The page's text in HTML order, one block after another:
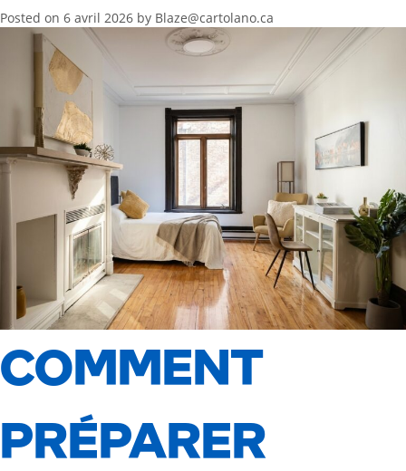
Posted on 6 avril 2026 by Blaze@cartolano.ca
COMMENT
PRÉPARER